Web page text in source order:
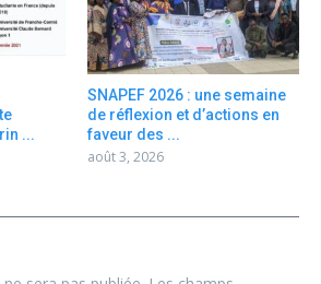
...
SNAPEF 2026 : une semaine
de réflexion et d’actions en
faveur des ...
août 3, 2026